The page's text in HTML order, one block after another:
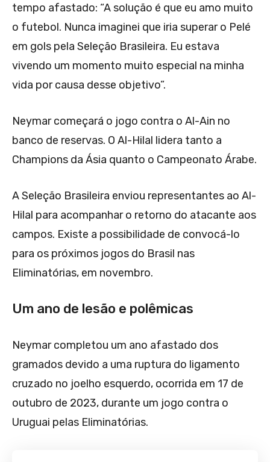
tempo afastado: “A solução é que eu amo muito
o futebol. Nunca imaginei que iria superar o Pelé
em gols pela Seleção Brasileira. Eu estava
vivendo um momento muito especial na minha
vida por causa desse objetivo”.
Neymar começará o jogo contra o Al-Ain no
banco de reservas. O Al-Hilal lidera tanto a
Champions da Ásia quanto o Campeonato Árabe.
A Seleção Brasileira enviou representantes ao Al-
Hilal para acompanhar o retorno do atacante aos
campos. Existe a possibilidade de convocá-lo
para os próximos jogos do Brasil nas
Eliminatórias, em novembro.
Um ano de lesão e polêmicas
Neymar completou um ano afastado dos
gramados devido a uma ruptura do ligamento
cruzado no joelho esquerdo, ocorrida em 17 de
outubro de 2023, durante um jogo contra o
Uruguai pelas Eliminatórias.